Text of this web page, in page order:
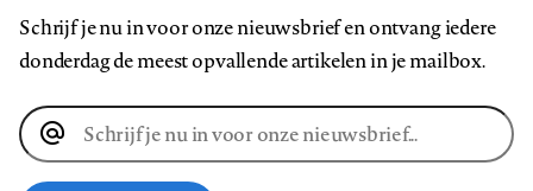
Schrijf je nu in voor onze nieuwsbrief en ontvang iedere
donderdag de meest opvallende artikelen in je mailbox.
E-
mailadres